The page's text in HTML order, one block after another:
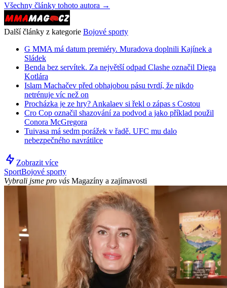
Všechny články tohoto autora →
Další články z kategorie Bojové sporty
G MMA má datum premiéry. Muradova doplnili Kajínek a
Sládek
Benda bez servítek. Za největší odpad Clashe označil Diega
Kotlára
Islam Machačev před obhajobou pásu tvrdí, že nikdo
netrénuje víc než on
Procházka je ze hry? Ankalaev si řekl o zápas s Costou
Cro Cop označil shazování za podvod a jako příklad použil
Conora McGregora
Tuivasa má sedm porážek v řadě. UFC mu dalo
nebezpečného navrátilce
Zobrazit více
SportBojové sporty
Vybrali jsme pro vás Magazíny a zajímavosti